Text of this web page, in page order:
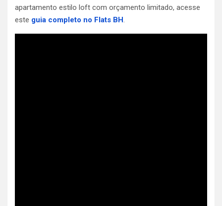
apartamento estilo loft com orçamento limitado, acesse
este guia completo no Flats BH.